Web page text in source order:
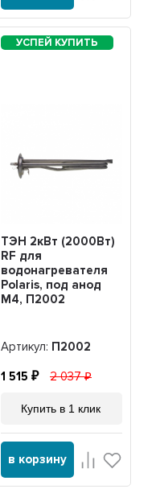
ТЭН 2кВт (2000Вт)
RF для
водонагревателя
Polaris, под анод
М4, П2002
Артикул: П2002
1 515 2 037
Купить в 1 клик
в корзину